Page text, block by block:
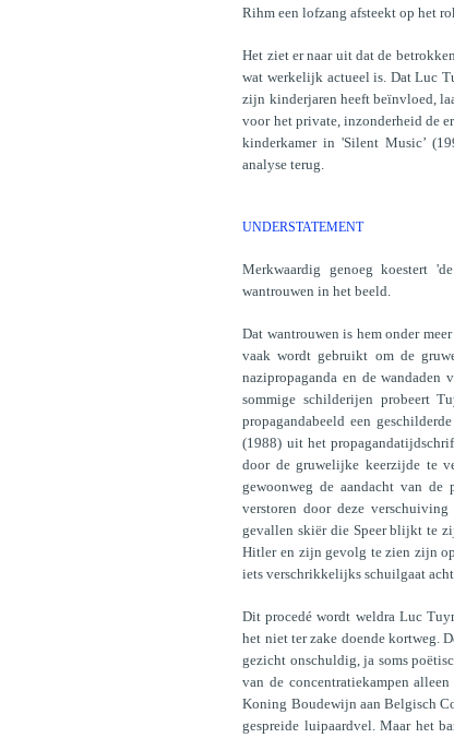
Rihm een lofzang afsteekt op het
Het ziet er naar uit dat de
wat werkelijk actueel is. Dat Luc
zijn kinderjaren heeft beïnvloed,
voor het private, inzonderheid de
kinderkamer in 'Silent Music’
analyse terug.
UNDERSTATEMENT
Merkwaardig genoeg koestert
wantrouwen in het beeld.
Dat wantrouwen is hem onder
vaak wordt gebruikt om de
nazipropaganda en de wandaden
sommige schilderijen probeert
propagandabeeld een
(1988) uit het
door de gruwelijke keerzijde te
gewoonweg de aandacht van
verstoren door deze
gevallen skiër die Speer blijkt te
Hitler en zijn gevolg te zien zijn
iets verschrikkelijks schuilgaat
Dit procedé wordt weldra Luc
het niet ter zake doende kortweg.
gezicht onschuldig, ja soms
van de concentratiekampen
Koning Boudewijn aan Belgisch
gespreide luipaardvel. Maar het